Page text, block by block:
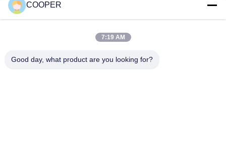
COOPER
7:19 AM
Good day, what product are you looking for?